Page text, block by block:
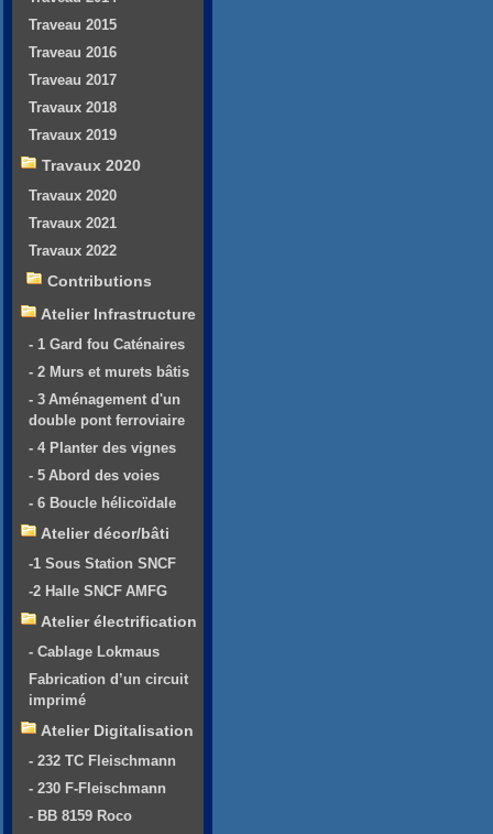
Traveau 2015
Traveau 2016
Traveau 2017
Travaux 2018
Travaux 2019
Travaux 2020
Travaux 2020
Travaux 2021
Travaux 2022
Contributions
Atelier Infrastructure
- 1 Gard fou Caténaires
- 2 Murs et murets bâtis
- 3 Aménagement d'un
double pont ferroviaire
- 4 Planter des vignes
- 5 Abord des voies
- 6 Boucle hélicoïdale
Atelier décor/bâti
-1 Sous Station SNCF
-2 Halle SNCF AMFG
Atelier électrification
- Cablage Lokmaus
Fabrication d’un circuit
imprimé
Atelier Digitalisation
- 232 TC Fleischmann
- 230 F-Fleischmann
- BB 8159 Roco